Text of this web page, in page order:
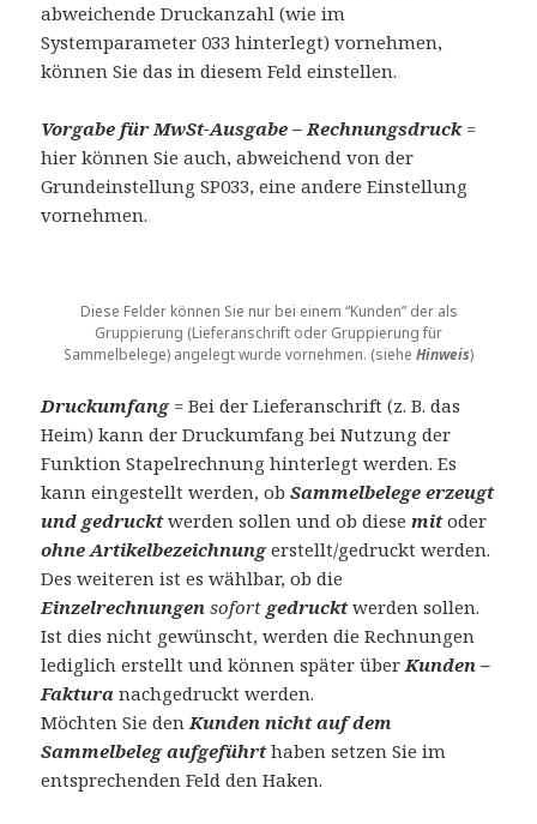
abweichende Druckanzahl (wie im
Systemparameter 033 hinterlegt) vornehmen,
können Sie das in diesem Feld einstellen.
Vorgabe für MwSt-Ausgabe – Rechnungsdruck=
hier können Sie auch, abweichend von der
Grundeinstellung SP033, eine andere Einstellung
vornehmen.
Diese Felder können Sie nur bei einem “Kunden” der als
Gruppierung (Lieferanschrift oder Gruppierung für
Sammelbelege) angelegt wurde vornehmen. (siehe Hinweis)
Druckumfang= Bei der Lieferanschrift (z. B. das
Heim) kann der Druckumfang bei Nutzung der
Funktion Stapelrechnung hinterlegt werden. Es
kann eingestellt werden, obSammelbelege erzeugt
und gedrucktwerden sollen und ob diese mitoder
ohne Artikelbezeichnungerstellt/gedruckt werden.
Des weiteren ist es wählbar, ob die
Einzelrechnungen sofortgedrucktwerden sollen.
Ist dies nicht gewünscht, werden die Rechnungen
lediglich erstellt und können später überKunden –
Faktura nachgedruckt werden.
Möchten Sie denKunden nicht auf dem
Sammelbeleg aufgeführthaben setzen Sie im
entsprechenden Feld den Haken.